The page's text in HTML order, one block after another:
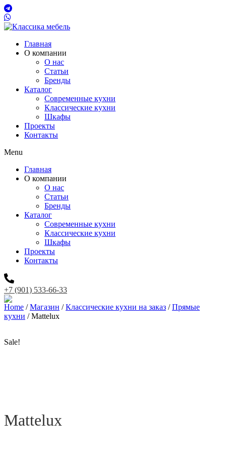
Главная
О компании
О нас
Статьи
Бренды
Каталог
Современные кухни
Классические кухни
Шкафы
Проекты
Контакты
Menu
Главная
О компании
О нас
Статьи
Бренды
Каталог
Современные кухни
Классические кухни
Шкафы
Проекты
Контакты
+7 (901) 533-66-33
Home /Магазин /Классические кухни на заказ /Прямые
кухни / Mattelux
Sale!
Mattelux